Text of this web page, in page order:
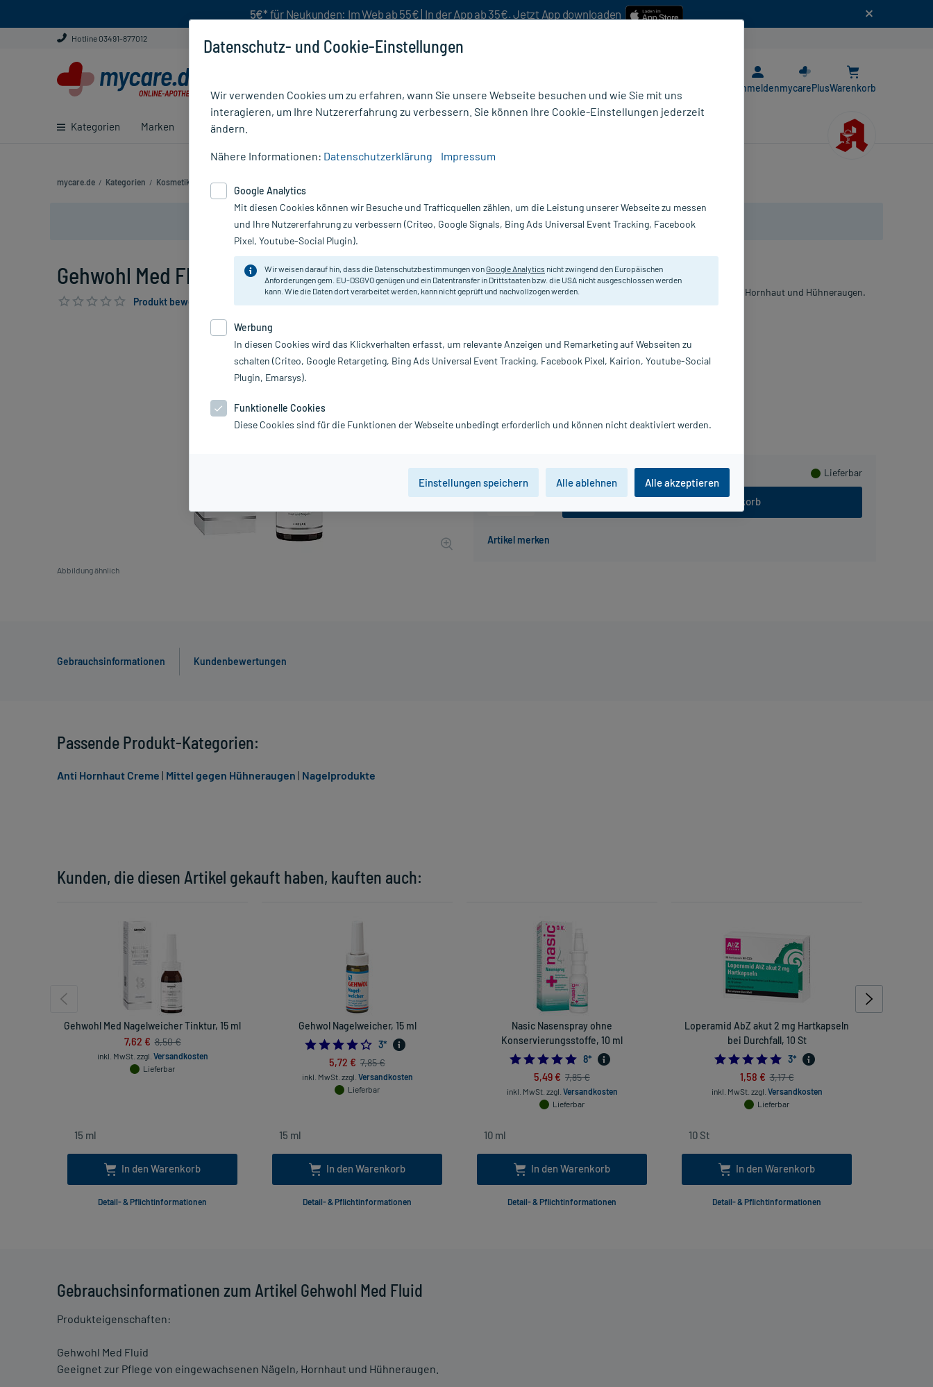
5€* für Neukunden: Im Web ab 55€ | In der App ab 35€. Jetzt App downloaden
Hotline 03491-877012
Kategorien Marken Ratgeber
AnmeldenmycarePlusWarenkorb
mycare.de / Kategorien / Kosmetik Hand- und Fußpflegeprodukte
Nur für kurze Zeit:Gratis-Versand* ab 19€ Mindestbestellwert!
Gehwohl Med Fluid, 15 ml
Produkt bewerten & PlusHerzen sichern
Abbildung ähnlich
inkl. MwSt. zzgl. Versandkosten
Lieferbar
In den Warenkorb
Gehwol
Zur Pflege und bei der Behandlung von eingewachsenen Nägeln, Hornhaut und Hühneraugen.
PZN:
20101192
Hersteller:
Eduard Gerlach GmbH
Gebrauchsinformationen Kundenbewertungen
Gebrauchsinformationen zum Artikel Gehwohl Med Fluid
Produkteigenschaften:
Gehwohl Med Fluid
Geeignet zur Pflege von eingewachsenen Nägeln, Hornhaut und Hühneraugen.
Kunden, die diesen Artikel gekauft haben, kauften auch:
Gehwohl Med Nagelweicher Tinktur, 15 ml
7,62 € 8,50 €
inkl. MwSt. zzgl. Versandkosten
Lieferbar
In den Warenkorb
Detail- & Pflichtinformationen
Gehwol Nagelweicher, 15 ml
4.0
3*
5,72 € 7,85 €
inkl. MwSt. zzgl. Versandkosten
Lieferbar
In den Warenkorb
Detail- & Pflichtinformationen
Nasic Nasenspray ohne
Konservierungsstoffe, 10 ml
5.0
8*
5,49 € 7,85 €
inkl. MwSt. zzgl. Versandkosten
Lieferbar
In den Warenkorb
Detail- & Pflichtinformationen
Loperamid AbZ akut 2 mg Hartkapseln
bei Durchfall, 10 St
5.0
3*
1,58 € 3,17 €
inkl. MwSt. zzgl. Versandkosten
Lieferbar
In den Warenkorb
Detail- & Pflichtinformationen
Passende Produkt-Kategorien:
Anti Hornhaut Creme | Mittel gegen Hühneraugen | Nagelprodukte
Datenschutz- und Cookie-Einstellungen
Wir verwenden Cookies um zu erfahren, wann Sie unsere Webseite besuchen und wie Sie mit uns
interagieren, um Ihre Nutzererfahrung zu verbessern. Sie können Ihre Cookie-Einstellungen jederzeit
ändern.
Nähere Informationen: Datenschutzerklärung Impressum
Google Analytics
Mit diesen Cookies können wir Besuche und Trafficquellen zählen, um die Leistung unserer Webseite zu messen
und Ihre Nutzererfahrung zu verbessern (Criteo, Google Signals, Bing Ads Universal Event Tracking, Facebook
Pixel, Youtube-Social Plugin).
Wir weisen darauf hin, dass die Datenschutzbestimmungen vonGoogle Analytics nicht zwingend den Europäischen
Anforderungen gem. EU-DSGVO genügen und ein Datentransfer in Drittstaaten bzw. die USA nicht ausgeschlossen werden
kann. Wie die Daten dort verarbeitet werden, kann nicht geprüft und nachvollzogen werden.
Werbung
In diesen Cookies wird das Klickverhalten erfasst, um relevante Anzeigen und Remarketing auf Webseiten zu
schalten (Criteo, Google Retargeting, Bing Ads Universal Event Tracking, Facebook Pixel, Kairion, Youtube-Social
Plugin, Emarsys).
Funktionelle Cookies
Diese Cookies sind für die Funktionen der Webseite unbedingt erforderlich und können nicht deaktiviert werden.
Einstellungen speichern Alle ablehnen Alle akzeptieren